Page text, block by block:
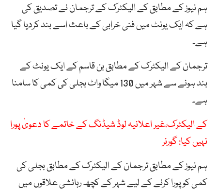
ہم نیوز کے مطابق کے الیکٹرک کے ترجمان نے تصدیق کی
ہے کہ ایک یونٹ میں فنی خرابی کے باعث اسے بند کردیا گیا
ہے۔
ترجمان کے الیکٹرک کے مطابق بن قاسم کے ایک یونٹ کے
بند ہونے سے شہر میں 130 میگا واٹ بجلی کی کمی کا سامنا
ہے۔
کے الیکٹرک،غیر اعلانیہ لوڈ شیڈنگ کے خاتمے کا دعویٰ پورا
نہیں کیا: گورنر
ہم نیوز کے مطابق ترجمان کے الیکٹرک کے مطابق بجلی کی
کمی کو پورا کرنے کے لیے شہر کے کچھ رہائشی علاقوں میں